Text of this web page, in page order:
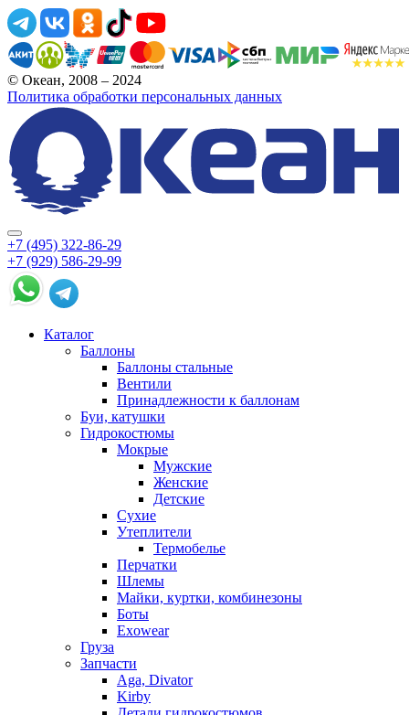
© Океан, 2008 – 2024
Политика обработки персональных данных
+7 (495) 322-86-29
+7 (929) 586-29-99
Каталог
Баллоны
Баллоны стальные
Вентили
Принадлежности к баллонам
Буи, катушки
Гидрокостюмы
Мокрые
Мужские
Женские
Детские
Сухие
Утеплители
Термобелье
Перчатки
Шлемы
Майки, куртки, комбинезоны
Боты
Exowear
Груза
Запчасти
Aga, Divator
Kirby